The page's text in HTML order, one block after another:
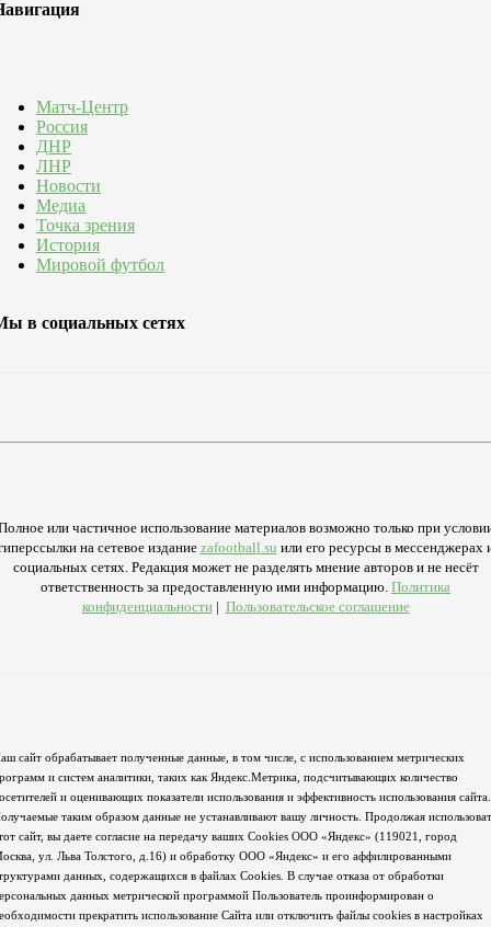
Матч-Центр
Россия
ДНР
ЛНР
Новости
Медиа
Точка зрения
История
Мировой футбол
в социальных сетях
или частичное использование материалов возможно только при
на сетевое издание zafootball.su или его ресурсы в мессенджерах
социальных сетях. Редакция может не разделять мнение авторов и не несёт
ответственность за предоставленную ими информацию. Политика
конфиденциальности| Пользовательское соглашение
сайт обрабатывает полученные данные, в том числе, с использованием метрических
и систем аналитики, таких как Яндекс.Метрика, подсчитывающих количество
и оценивающих показатели использования и эффективность использования сайта.
таким образом данные не устанавливают вашу личность. Продолжая
сайт, вы даете согласие на передачу ваших Cookies ООО «Яндекс» (119021, город
ул. Льва Толстого, д.16) и обработку ООО «Яндекс» и его аффилированными
данных, содержащихся в файлах Cookies. В случае отказа от обработки
данных метрической программой Пользователь проинформирован о
прекратить использование Сайта или отключить файлы cookies в настройках